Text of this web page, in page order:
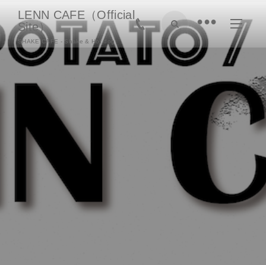
LENN CAFE（Official
Site）
SHAKE CAFE - Shake & Hot dog
•